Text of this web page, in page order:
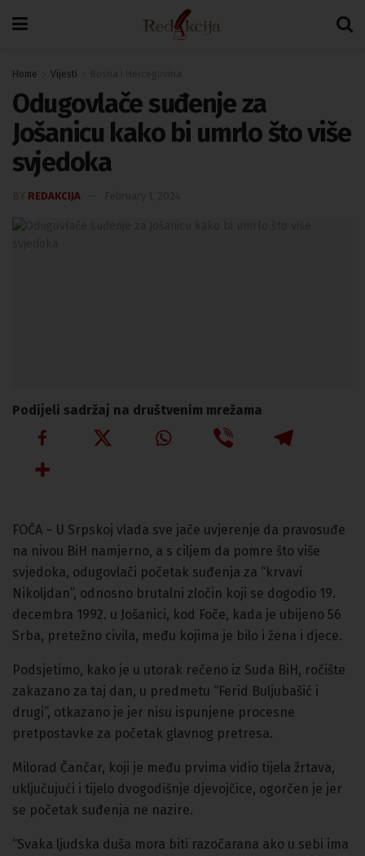
Home Vijesti
Odugovlače suđenje za
Jošanicu kako bi umrlo što više
svjedoka
REDAKCIJA
Podijeli sadržaj na društvenim mrežama
FOČA – U Srpskoj vlada sve jače uvjerenje da pravosuđe
na nivou BiH namjerno, a s ciljem da pomre što više
svjedoka, odugovlači početak suđenja za “krvavi
Nikoljdan”, odnosno brutalni zločin koji se dogodio 19.
decembra 1992. u Jošanici, kod Foče, kada je ubijeno 56
Srba, pretežno civila, među kojima je bilo i žena i djece.
Podsjetimo, kako je u utorak rečeno iz Suda BiH, ročište
zakazano za taj dan, u predmetu “Ferid Buljubašić i
drugi”, otkazano je jer nisu ispunjene procesne
pretpostavke za početak glavnog pretresa.
Milorad Čančar, koji je među prvima vidio tijela žrtava,
uključujući i tijelo dvogodišnje djevojčice, ogorčen je jer
se početak suđenja ne nazire.
“Svaka ljudska duša mora biti razočarana ako u sebi ima